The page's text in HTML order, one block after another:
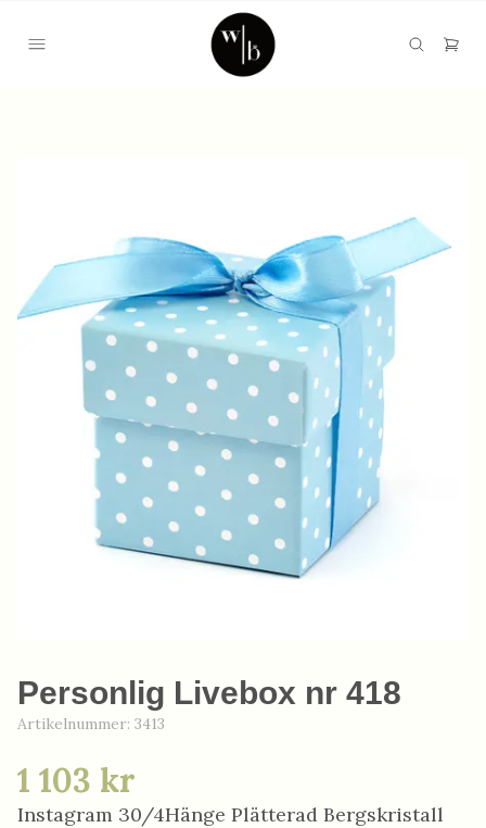
Personlig Livebox nr 418
Artikelnummer: 3413
1 103 kr
Instagram 30/4Hänge Plätterad Bergskristall